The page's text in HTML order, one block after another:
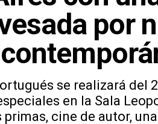
por
se realizará del
en la Sala
cine de autor,